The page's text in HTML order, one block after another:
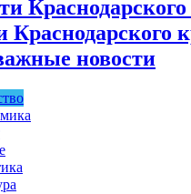
Краснодарского
новости